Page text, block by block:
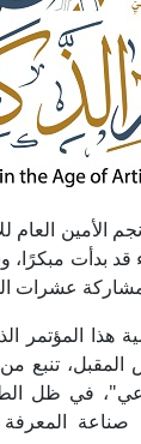
الأمين العام
قد بدأت
عشرات
هذا المؤتمر
أغسطس
في ظل
المعرفة